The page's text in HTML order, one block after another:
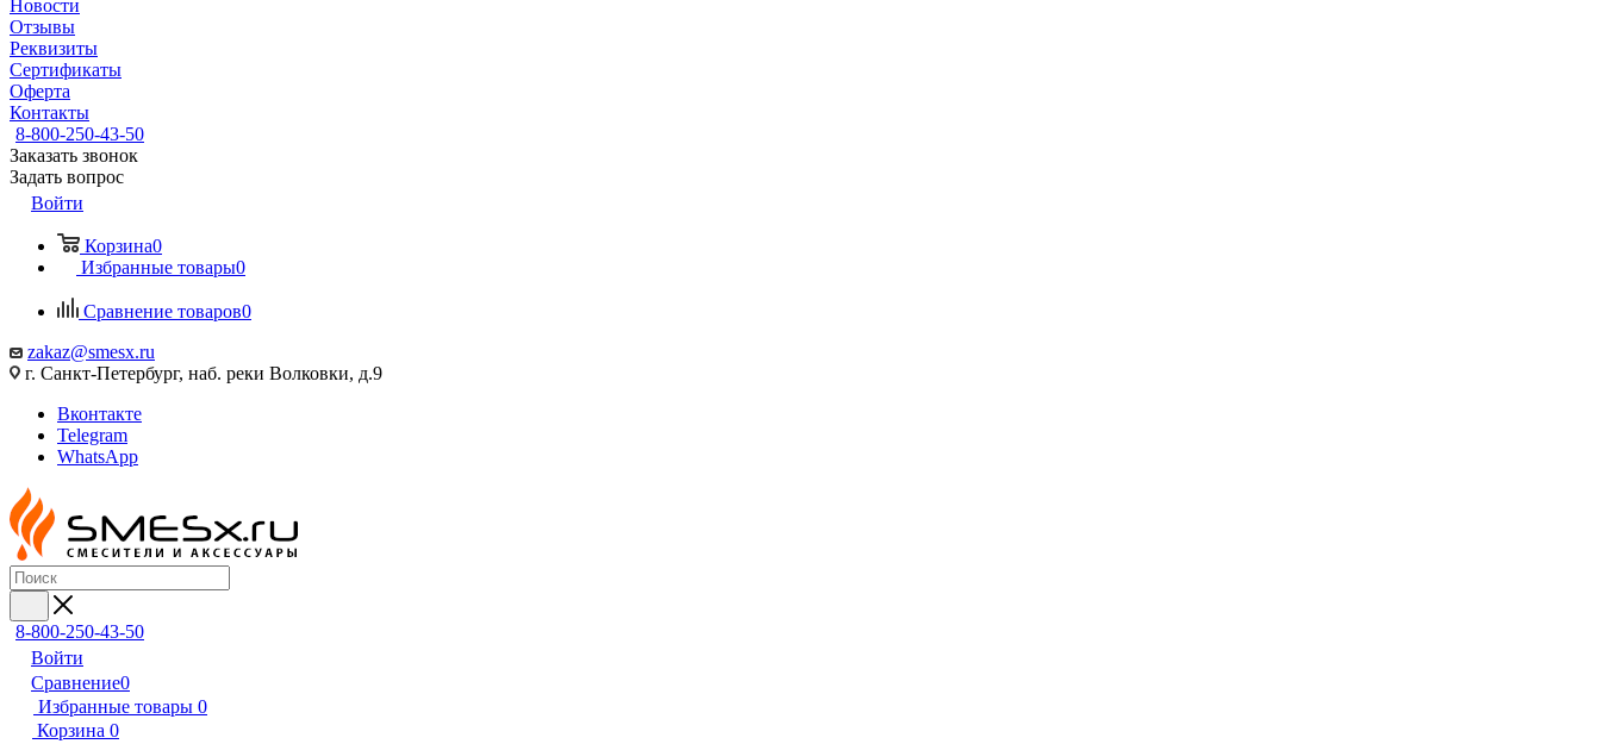
Новости
Отзывы
Реквизиты
Сертификаты
Оферта
Контакты
8-800-250-43-50
Заказать звонок
Задать вопрос
Войти
Корзина0
Избранные товары0
Сравнение товаров0
zakaz@smesx.ru
г. Санкт-Петербург, наб. реки Волковки, д.9
Вконтакте
Telegram
WhatsApp
8-800-250-43-50
Войти
Сравнение0
Избранные товары 0
Корзина 0